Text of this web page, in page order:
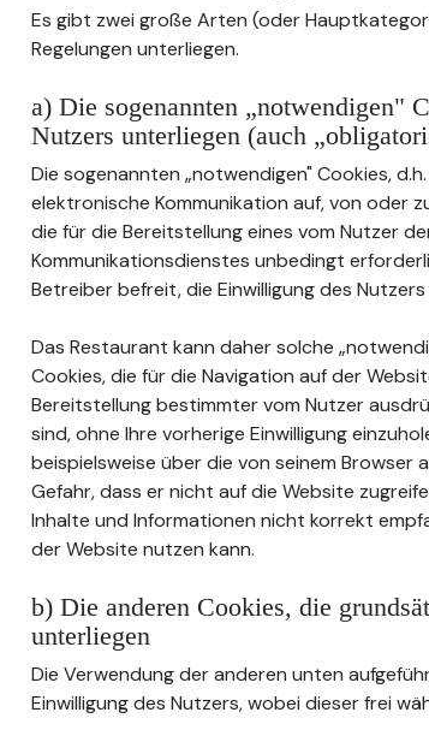
Es gibt zwei große Arten (oder
Regelungen unterliegen.
a) Die sogenannten „notwendigen"
Nutzers unterliegen (auch
Die sogenannten „notwendigen" Cookies,
elektronische Kommunikation auf, von oder
die für die Bereitstellung eines vom Nutzer
Kommunikationsdienstes unbedingt
Betreiber befreit, die Einwilligung des
Das Restaurant kann daher solche
Cookies, die für die Navigation auf der
Bereitstellung bestimmter vom Nutzer
sind, ohne Ihre vorherige Einwilligung
beispielsweise über die von seinem
Gefahr, dass er nicht auf die Website
Inhalte und Informationen nicht korrekt
der Website nutzen kann.
b) Die anderen Cookies, die
unterliegen
Die Verwendung der anderen unten
Einwilligung des Nutzers, wobei dieser frei